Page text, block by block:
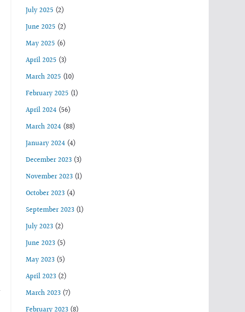
July 2025 (2)
June 2025 (2)
May 2025 (6)
April 2025 (3)
March 2025 (10)
February 2025 (1)
April 2024 (56)
March 2024 (88)
January 2024 (4)
December 2023 (3)
November 2023 (1)
October 2023 (4)
September 2023 (1)
July 2023 (2)
June 2023 (5)
May 2023 (5)
April 2023 (2)
March 2023 (7)